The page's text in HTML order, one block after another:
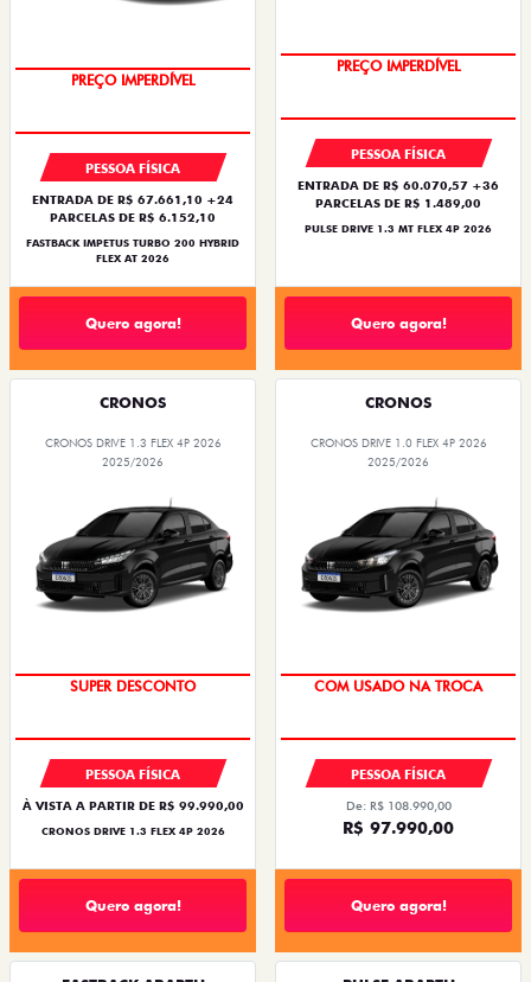
PREÇO IMPERDÍVEL
PESSOA FÍSICA
ENTRADA DE R$ 67.661,10 +24
PARCELAS DE R$ 6.152,10
FASTBACK IMPETUS TURBO 200 HYBRID
FLEX AT 2026
Quero agora!
PREÇO IMPERDÍVEL
PESSOA FÍSICA
ENTRADA DE R$ 60.070,57 +36
PARCELAS DE R$ 1.489,00
PULSE DRIVE 1.3 MT FLEX 4P 2026
Quero agora!
CRONOS
CRONOS DRIVE 1.3 FLEX 4P 2026
2025/2026
SUPER DESCONTO
PESSOA FÍSICA
À VISTA A PARTIR DE R$ 99.990,00
CRONOS DRIVE 1.3 FLEX 4P 2026
Quero agora!
CRONOS
CRONOS DRIVE 1.0 FLEX 4P 2026
2025/2026
COM USADO NA TROCA
PESSOA FÍSICA
De: R$ 108.990,00
R$ 97.990,00
Quero agora!